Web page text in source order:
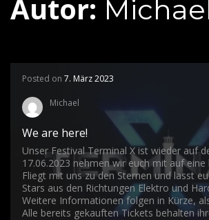
Autor:
Posted on 7. März 2023
Michael
We are here!
Unser Festival Terminal X ist wieder auf
17.06.2023 nehmen wir euch mit auf eine
Fliegt mit uns zu den Sternen und lasst
Stars aus den Richtungen Elektro und
Weitere Informationen folgen in Kürze,
Alle bereits gekauften Tickets behalten